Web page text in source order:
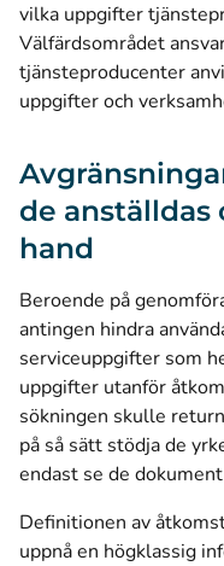
vilka uppgifter
Välfärdsområdet
tjänsteproducenter
uppgifter och
de anställdas
hand
Beroende på
antingen hindra
serviceuppgifter som
uppgifter utanför
sökningen skulle
på så sätt stödja de
endast se de
Definitionen av
uppnå en högklassig